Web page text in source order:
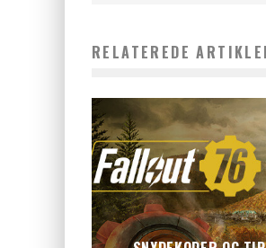
RELATEREDE